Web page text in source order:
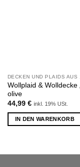
Wollplaid & Wolldecke
olive
44,99 € inkl. 19% USt.
IN DEN WARENKORB